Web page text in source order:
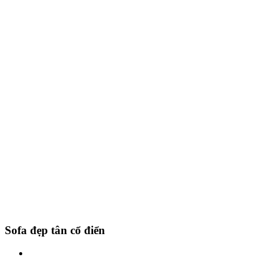
Sofa đẹp tân cổ điển